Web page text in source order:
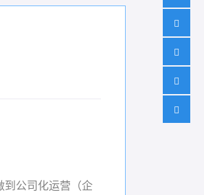
到公司化运营（企